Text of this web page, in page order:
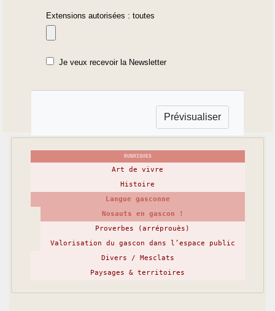
Extensions autorisées : toutes
Je veux recevoir la Newsletter
RUBRIQUES
Art de vivre
Histoire
Langue gasconne
Nosauts en gascon !
Proverbes (arréprouès)
Valorisation du gascon dans l’espace public
Divers / Mesclats
Paysages & territoires